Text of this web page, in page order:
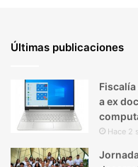
Últimas publicaciones
a ex
Hace 2